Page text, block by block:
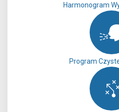
Harmonogram
Program